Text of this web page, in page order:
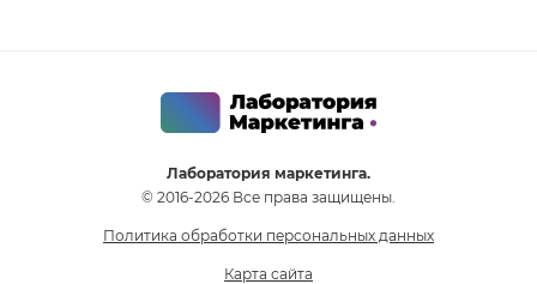
Лаборатория маркетинга.
© 2016-2026 Все права защищены.
Политика обработки персональных данных
Карта сайта